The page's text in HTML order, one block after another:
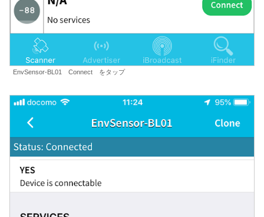
EnvSensor-BL01 Connect をタップ